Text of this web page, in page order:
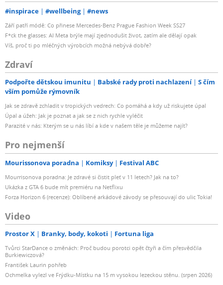
#inspirace #wellbeing #news
Září patří módě: Co přinese Mercedes-Benz Prague Fashion Week SS27
F*ck the glasses: AI Meta brýle mají zjednodušit život, zatím ale dělají opak
Víš, proč ti po mléčných výrobcích možná nebývá dobře?
Zdraví
Podpořte dětskou imunitu Babské rady proti nachlazení
S čím
vším pomůže rýmovník
Jak se zdravě zchladit v tropických vedrech: Co pomáhá a kdy už riskujete úpal
Úpal a úžeh: Jak je poznat a jak se z nich rychle vyléčit
Parazité v nás: Kterým se u nás líbí a kde v našem těle je můžeme najít?
Pro nejmenší
Mourissonova poradna Komiksy Festival ABC
Mourrisonova poradna: Je zdravé si čistit pleť v 11 letech? Jak na to?
Ukázka z GTA 6 bude mít premiéru na Netflixu
Forza Horizon 6 (recenze): Oblíbené arkádové závody se přesouvají do ulic Tokia!
Video
Prostor X Branky, body, kokoti Fortuna liga
Tvůrci StarDance o změnách: Proč budou porotci opět čtyři a čím přesvědčila
Burkiewiczová?
František Laurin pohřeb
Ochmelka vylezl ve Frýdku-Místku na 15 m vysokou lezeckou stěnu. (srpen 2026)